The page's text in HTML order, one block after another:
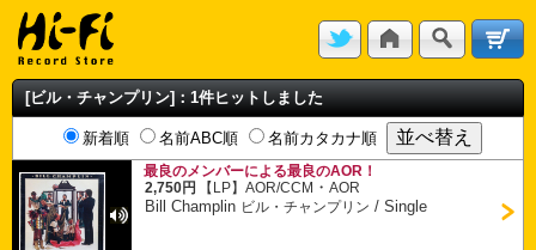
[ビル・チャンプリン]：1件ヒットしました
新着順 名前ABC順 名前カタカナ順
最良のメンバーによる最良のAOR！
2,750円
【LP】AOR/CCM ・AOR
Bill Champlin ビル・チャンプリン /Single